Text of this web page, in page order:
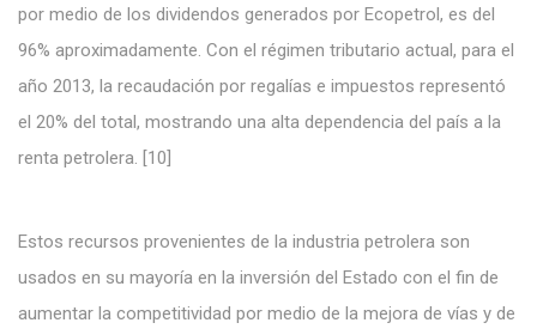
por medio de los dividendos generados por Ecopetrol, es del
96% aproximadamente. Con el régimen tributario actual, para el
año 2013, la recaudación por regalías e impuestos representó
el 20% del total, mostrando una alta dependencia del país a la
renta petrolera. [10]
Estos recursos provenientes de la industria petrolera son
usados en su mayoría en la inversión del Estado con el fin de
aumentar la competitividad por medio de la mejora de vías y de